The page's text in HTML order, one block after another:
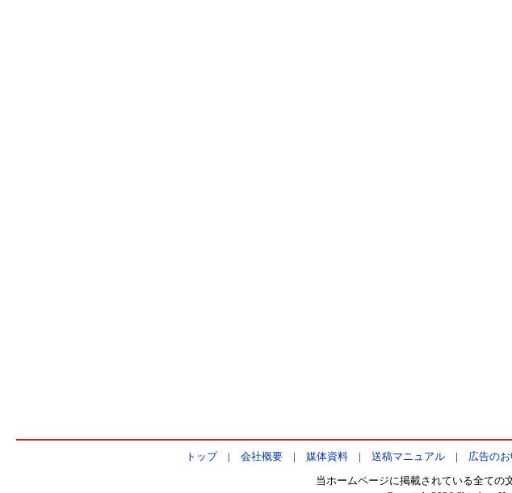
トップ| 会社概要| 媒体資料| 送稿マニュアル| 広告の
当ホームページに掲載されている全ての